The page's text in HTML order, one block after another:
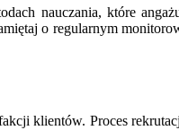
nauczania, które
o regularnym
klientów. Proces